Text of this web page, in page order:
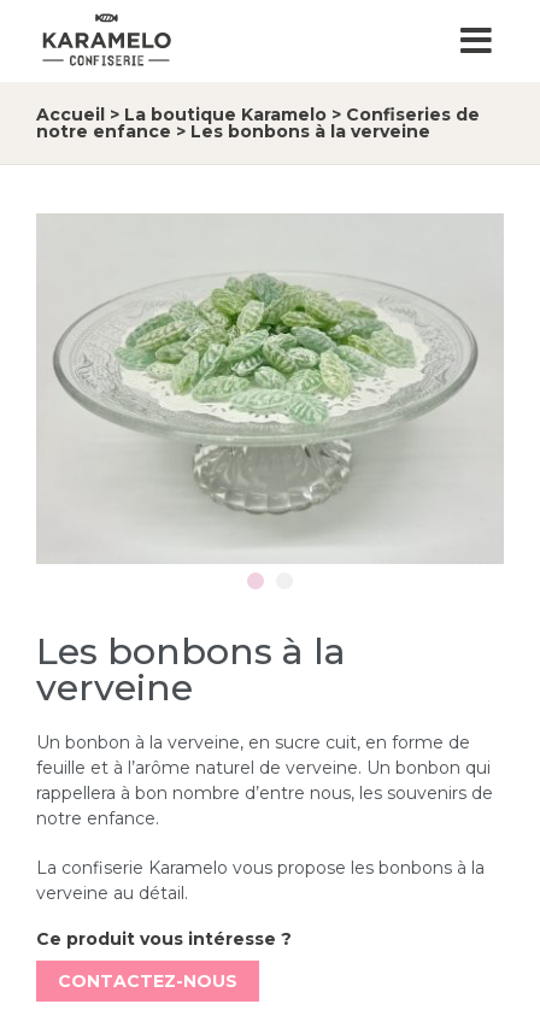
Accueil > La boutique Karamelo > Confiseries de
notre enfance > Les bonbons à la verveine
Les bonbons à la
verveine
Un bonbon à la verveine, en sucre cuit, en forme de
feuille et à l’arôme naturel de verveine. Un bonbon qui
rappellera à bon nombre d’entre nous, les souvenirs de
notre enfance.
La confiserie Karamelo vous propose les bonbons à la
verveine au détail.
Ce produit vous intéresse ?
CONTACTEZ-NOUS